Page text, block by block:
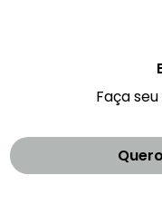
Faça